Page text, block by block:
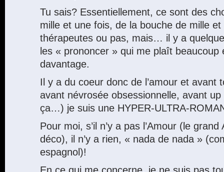
Tu sais? Essentiellement, ce sont des
mille et une fois, de la bouche de mille
thérapeutes ou pas, mais… il y a
les « prononcer » qui me plaît beaucoup
davantage.
Il y a du coeur donc de l’amour et avant
avant névrosée obsessionnelle, avant
ça…) je suis une HYPER-ULTRA-
Pour moi, s’il n’y a pas l’Amour (le grand
déco), il n’y a rien, « nada de nada »
espagnol)!